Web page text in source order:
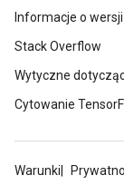
Informacje o wersji
Stack Overflow
Wytyczne
Cytowanie
Warunki